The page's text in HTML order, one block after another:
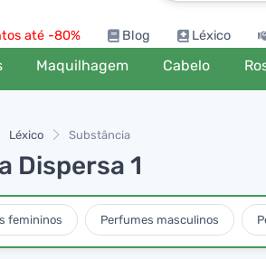
até -80% Blog Léxico
Maquilhagem Cabelo
Léxico Substância
Dispersa 1
femininos Perfumes masculinos